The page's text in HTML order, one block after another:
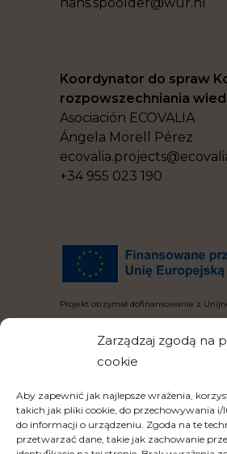
Zarządzaj zgodą na
cookie
Aby zapewnić jak najlepsze wrażenia,
takich jak pliki cookie, do przechowywania
do informacji o urządzeniu. Zgoda na te
przetwarzać dane, takie jak zachowanie
Koordynator do spraw
rozpowszechniania
Asociación ECOVALIA
Ángela Morell Pérez
+34 955 023 190
Projekt otrzymał dofinansowanie z
101000344.